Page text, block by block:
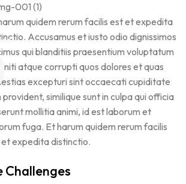
quidem rerum facilis est et expedita
Accusamus et iusto odio dignissimos
qui blanditiis praesentium voluptatum
atque corrupti quos dolores et quas
excepturi sint occaecati cupiditate
provident, similique sunt in culpa qui officia
mollitia animi, id est laborum et
fuga. Et harum quidem rerum facilis
expedita distinctio.
Challenges